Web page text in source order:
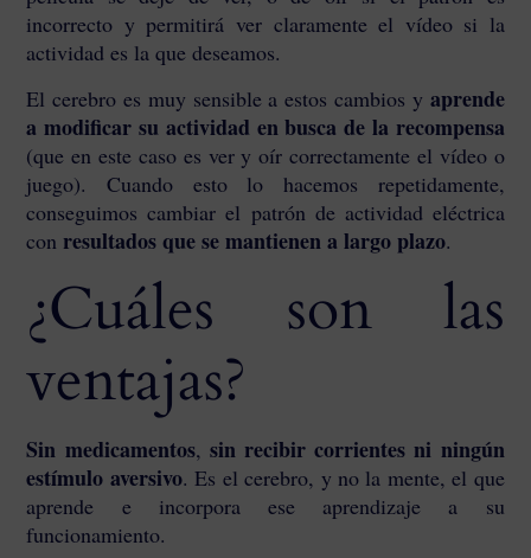
incorrecto y permitirá ver claramente el vídeo si la
actividad es la que deseamos.
El cerebro es muy sensible a estos cambios y aprende
a modificar su actividad en busca de la recompensa
(que en este caso es ver y oír correctamente el vídeo o
juego). Cuando esto lo hacemos repetidamente,
conseguimos cambiar el patrón de actividad eléctrica
con resultados que se mantienen a largo plazo.
¿Cuáles son las
ventajas?
Sin medicamentos, sin recibir corrientes ni ningún
estímulo aversivo. Es el cerebro, y no la mente, el que
aprende e incorpora ese aprendizaje a su
funcionamiento.